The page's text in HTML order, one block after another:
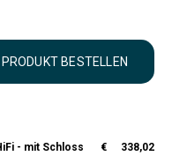
- mit Schloss €
338,02